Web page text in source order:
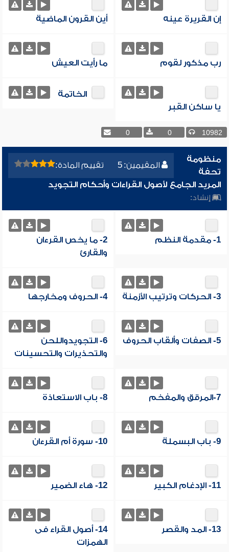
إن القريرة عينه أين القرون الماضية
رب مذكور لقوم ما رأيت العيش
يا ساكن القبر
الخاتمة
10982
0
0
المقيمين: 5 تقييم المادة:
منظومة
تحفة
المريد الجامع لأصول القراءات وأحكام التجويد
إنشاد:
1- مقدمة النظم
2- ما يخص القرءان
والقارئ
3- الحركات وترتيب الأزمنة 4- الحروف ومخارجها
5- الصفات وألقاب الحروف
6- التجويدواللحن
والتحذيرات والتحسينات
7-المرقق والمفخم 8- باب الاستعاذة
9- باب البسملة 10- سورة أم القرءان
11- الإدغام الكبير 12- هاء الضمير
13- المد والقصر
14- أصول القراء فى
الهمزات